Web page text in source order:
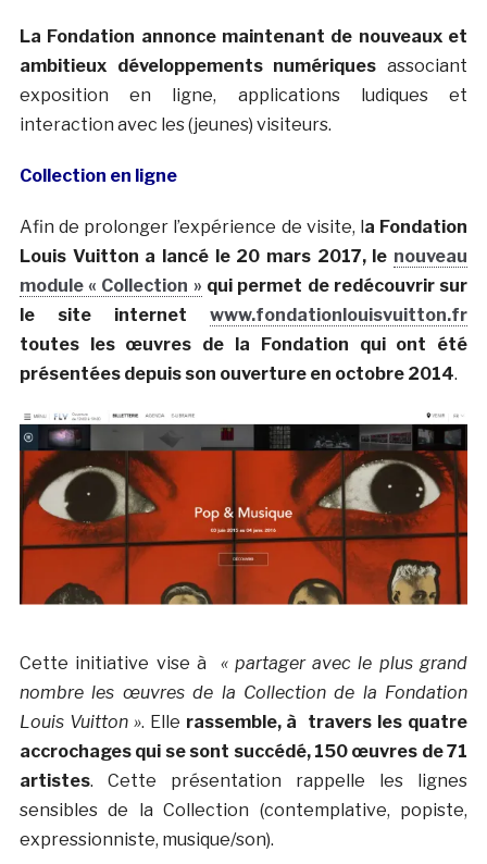
La Fondation annonce maintenant de nouveaux et
ambitieux développements numériques associant
exposition en ligne, applications ludiques et
interaction avec les (jeunes) visiteurs.
Collection en ligne
Afin de prolonger l’expérience de visite, la Fondation
Louis Vuitton a lancé le 20 mars 2017, le nouveau
module « Collection » qui permet de redécouvrir sur
le site internetwww.fondationlouisvuitton.fr
toutes les œuvres de la Fondation qui ont été
présentées depuis son ouverture en octobre 2014.
Cette initiative vise à « partager avec le plus grand
nombre les œuvres de la Collection de la Fondation
Louis Vuitton ». Elle rassemble, à travers les quatre
accrochages qui se sont succédé, 150 œuvres de 71
artistes. Cette présentation rappelle les lignes
sensibles de la Collection (contemplative, popiste,
expressionniste, musique/son).